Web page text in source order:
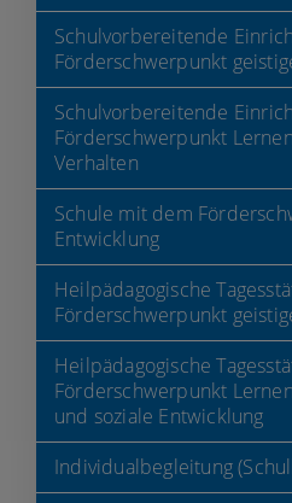
Schulvorbereitende
Förderschwerpunkt
Schulvorbereitende
Förderschwerpunkt
Verhalten
Schule mit dem
Entwicklung
Heilpädagogische
Förderschwerpunkt
Heilpädagogische
Förderschwerpunkt
und soziale Entwicklung
Individualbegleitung
Verena Sachs